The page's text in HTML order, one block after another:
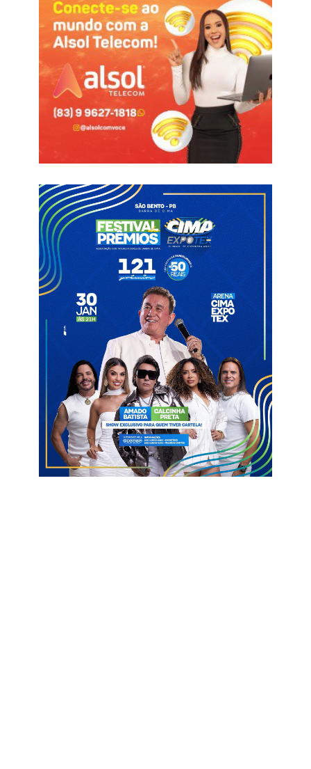
O clipe original de “Mama África” foi gravado há 29 anos como
parte do disco “Aos Vivos”. Agora, o material foi regravado e
fará parte de um documentário sobre Chico César.
A música é uma das mais conhecidas na voz do paraibano, e
recentemente foi cantada por Shakira, em português, no
primeiro show da turnê mundial “Las Mujeres Ya No Lloran”, no
Rio de Janeiro.
Nas redes sociais, Chico César compartilhou momentos em
com a ONG Instituto Casa do Béradêro. Os detalhes sobre a
divulgação do clipe e do documentário serão divulgados em
Informações com G1 PB
Chico César Clipe Mama África